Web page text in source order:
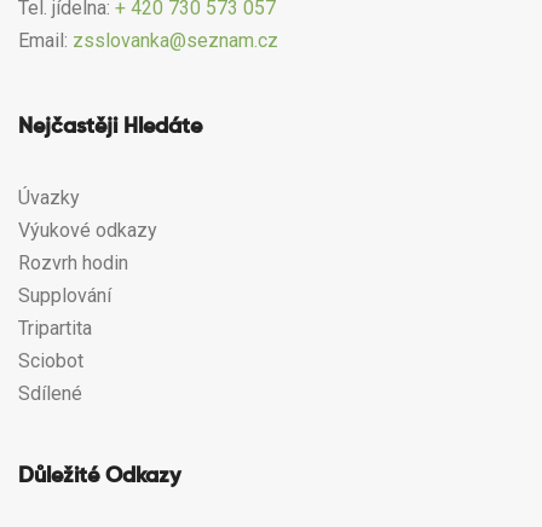
Tel. jídelna: + 420 730 573 057
Email: zsslovanka@seznam.cz
Nejčastěji Hledáte
Úvazky
Výukové odkazy
Rozvrh hodin
Supplování
Tripartita
Sciobot
Sdílené
Důležité Odkazy